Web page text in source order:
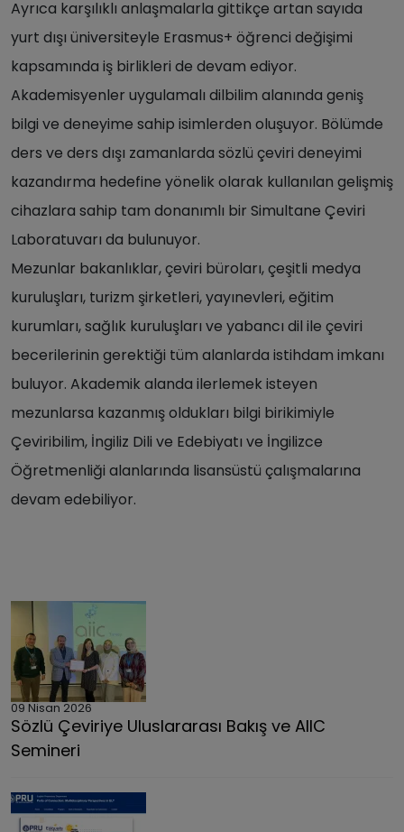
Ayrıca karşılıklı anlaşmalarla gittikçe artan sayıda
yurt dışı üniversiteyle Erasmus+ öğrenci değişimi
kapsamında iş birlikleri de devam ediyor.
Akademisyenler uygulamalı dilbilim alanında geniş
bilgi ve deneyime sahip isimlerden oluşuyor. Bölümde
ders ve ders dışı zamanlarda sözlü çeviri deneyimi
kazandırma hedefine yönelik olarak kullanılan gelişmiş
cihazlara sahip tam donanımlı bir Simultane Çeviri
Laboratuvarı da bulunuyor.
Mezunlar bakanlıklar, çeviri büroları, çeşitli medya
kuruluşları, turizm şirketleri, yayınevleri, eğitim
kurumları, sağlık kuruluşları ve yabancı dil ile çeviri
becerilerinin gerektiği tüm alanlarda istihdam imkanı
buluyor. Akademik alanda ilerlemek isteyen
mezunlarsa kazanmış oldukları bilgi birikimiyle
Çeviribilim, İngiliz Dili ve Edebiyatı ve İngilizce
Öğretmenliği alanlarında lisansüstü çalışmalarına
devam edebiliyor.
09 Nisan 2026
Sözlü Çeviriye Uluslararası Bakış ve AIIC
Semineri